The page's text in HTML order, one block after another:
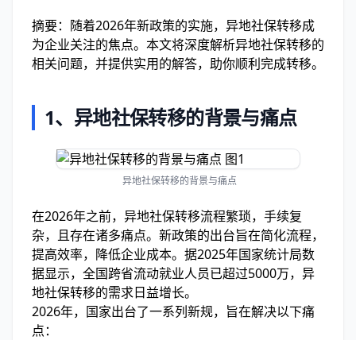
摘要：随着2026年新政策的实施，异地社保转移成
为企业关注的焦点。本文将深度解析异地社保转移的
相关问题，并提供实用的解答，助你顺利完成转移。
1、 异地社保转移的背景与痛点
异地社保转移的背景与痛点
在2026年之前，异地社保转移流程繁琐，手续复
杂，且存在诸多痛点。新政策的出台旨在简化流程，
提高效率，降低企业成本。据2025年国家统计局数
据显示，全国跨省流动就业人员已超过5000万，异
地社保转移的需求日益增长。
2026年，国家出台了一系列新规，旨在解决以下痛
点：